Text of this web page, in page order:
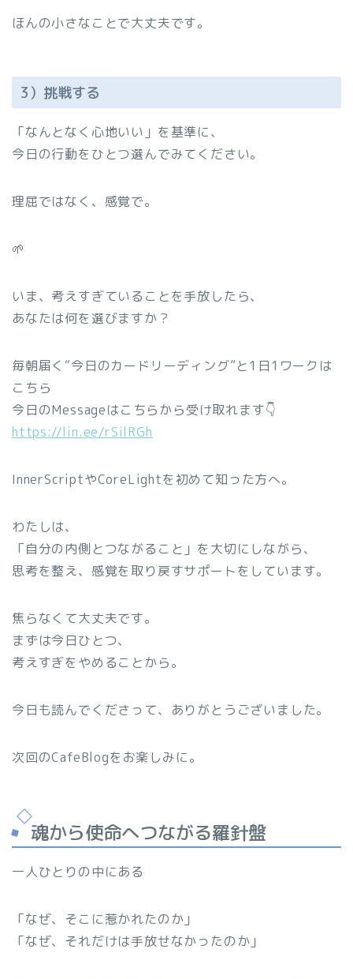
ほんの小さなことで大丈夫です。
3）挑戦する
「なんとなく心地いい」を基準に、
今日の行動をひとつ選んでみてください。
理屈ではなく、感覚で。
🌱
いま、考えすぎていることを手放したら、
あなたは何を選びますか？
毎朝届く“今日のカードリーディング”と1日1ワークは
こちら
今日のMessageはこちらから受け取れます👇️
https://lin.ee/rSilRGh
InnerScriptやCoreLightを初めて知った方へ。
わたしは、
「自分の内側とつながること」を大切にしながら、
思考を整え、感覚を取り戻すサポートをしています。
焦らなくて大丈夫です。
まずは今日ひとつ、
考えすぎをやめることから。
今日も読んでくださって、ありがとうございました。
次回のCafeBlogをお楽しみに。
魂から使命へつながる羅針盤
一人ひとりの中にある
「なぜ、そこに惹かれたのか」
「なぜ、それだけは手放せなかったのか」